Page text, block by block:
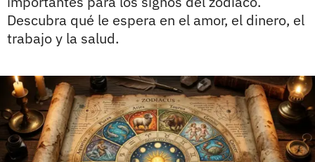
Descubra qué le espera en el amor, el dinero, el
trabajo y la salud.